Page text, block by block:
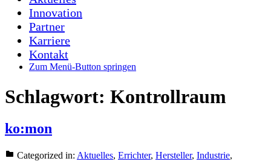
Innovation
Partner
Karriere
Kontakt
Zum Menü-Button springen
Schlagwort: Kontrollraum
ko:mon
Categorized in: Aktuelles, Errichter, Hersteller, Industrie,